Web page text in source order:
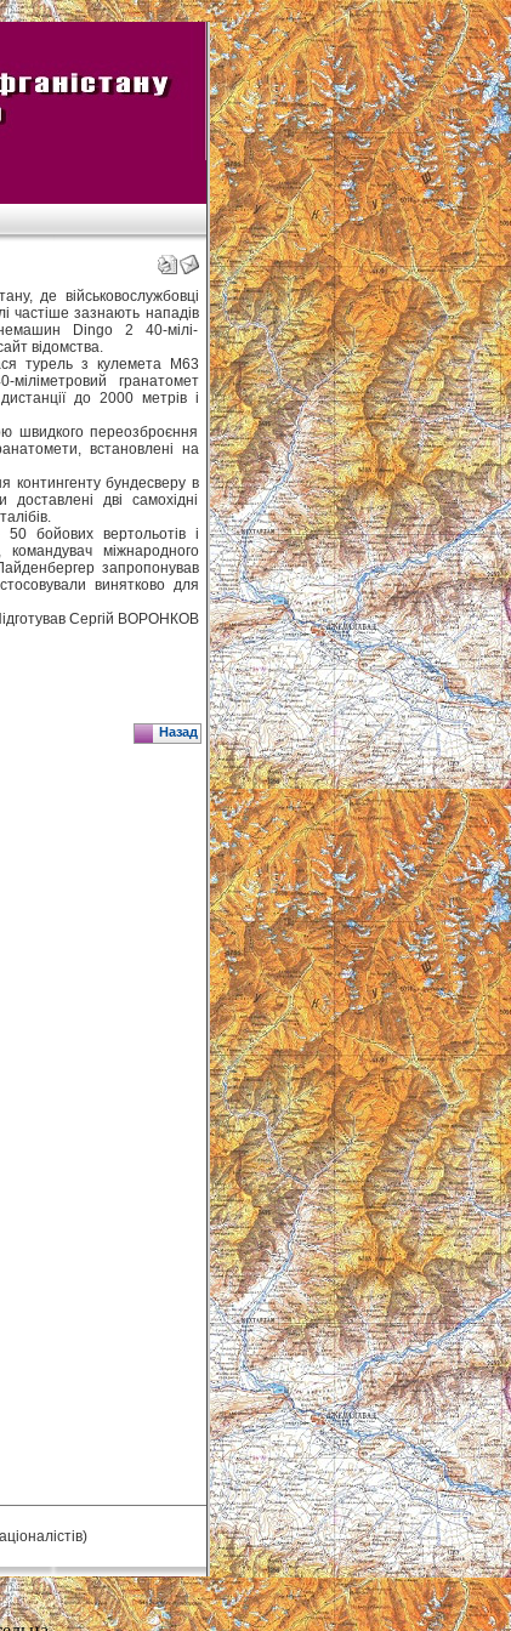
де військовослужбовці
частіше зазнають нападів
Dingo 2 40-мілі-
відомства.
турель з кулемета М63
гранатомет
до 2000 метрів і
швидкого переозброєння
встановлені на
контингенту бундесверу в
дві самохідні
бойових вертольотів і
міжнародного
запропонував
винятково для
Сергій ВОРОНКОВ
Назад